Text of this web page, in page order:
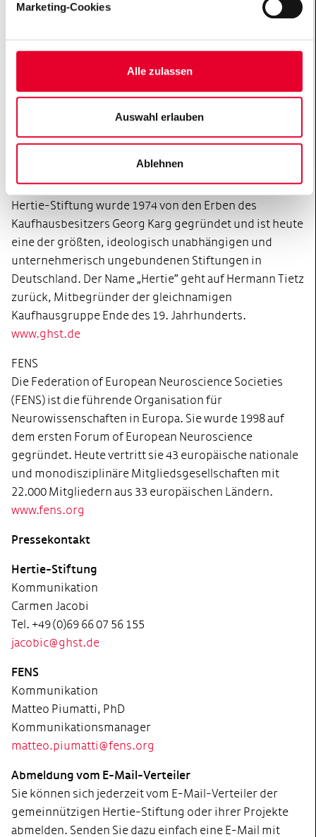
Marketing-Cookies
Alle zulassen
Auswahl erlauben
Ablehnen
unter der Schirmherrschaft der Bundesministerin für
Weitere Informationen:www.ghst.de/kandel
Hertie-Stiftung
Die Arbeit der Hertie-Stiftung konzentriert sich auf
Demokratie. Die Programme und Initiativen der
Stiftung liefern Best-Practice-Beispiele und
Inspirationen in diesen Bereichen. Die gemeinnützige
Hertie-Stiftung wurde 1974 von den Erben des
Kaufhausbesitzers Georg Karg gegründet und ist heute
eine der größten, ideologisch unabhängigen und
unternehmerisch ungebundenen Stiftungen in
Deutschland. Der Name „Hertie” geht auf Hermann Tietz
zurück, Mitbegründer der gleichnamigen
Kaufhausgruppe Ende des 19. Jahrhunderts.
www.ghst.de
FENS
Die Federation of European Neuroscience Societies
(FENS) ist die führende Organisation für
Neurowissenschaften in Europa. Sie wurde 1998 auf
dem ersten Forum of European Neuroscience
gegründet. Heute vertritt sie 43 europäische nationale
und monodisziplinäre Mitgliedsgesellschaften mit
22.000 Mitgliedern aus 33 europäischen Ländern.
www.fens.org
Pressekontakt
Hertie-Stiftung
Kommunikation
Carmen Jacobi
Tel. +49 (0)69 66 07 56 155
jacobic@ghst.de
FENS
Kommunikation
Matteo Piumatti, PhD
Kommunikationsmanager
matteo.piumatti@fens.org
Abmeldung vom E-Mail-Verteiler
Sie können sich jederzeit vom E-Mail-Verteiler der
gemeinnützigen Hertie-Stiftung oder ihrer Projekte
abmelden. Senden Sie dazu einfach eine E-Mail mit